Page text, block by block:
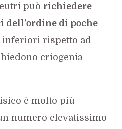
può richiedere
dell’ordine di poche
inferiori rispetto ad
criogenia
è molto più
numero elevatissimo